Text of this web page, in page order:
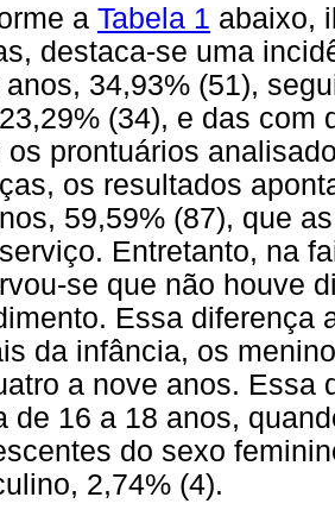
a Tabela 1 abaixo,
destaca-se uma
anos, 34,93% (51),
(34), e das com
os prontuários
os resultados
59,59% (87), que
Entretanto, na
se que não houve
Essa diferença
da infância, os
a nove anos. Essa
de 16 a 18 anos,
do sexo
2,74% (4).